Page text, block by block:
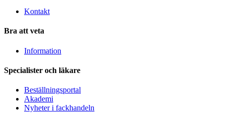
Kontakt
Bra att veta
Information
Specialister och läkare
Beställningsportal
Akademi
Nyheter i fackhandeln